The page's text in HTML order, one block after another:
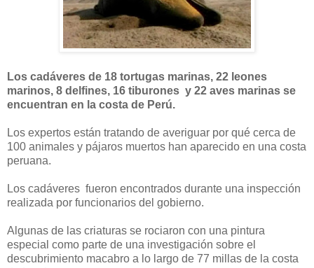
Los cadáveres de 18 tortugas marinas, 22 leones
marinos, 8 delfines, 16 tiburones y 22 aves marinas se
encuentran en la costa de Perú.
Los expertos están tratando de averiguar por qué cerca de
100 animales y pájaros muertos han aparecido en una costa
peruana.
Los cadáveres fueron encontrados durante una inspección
realizada por funcionarios del gobierno.
Algunas de las criaturas se rociaron con una pintura
especial como parte de una investigación sobre el
descubrimiento macabro a lo largo de 77 millas de la costa